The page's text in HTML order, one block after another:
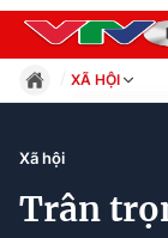
XÃ HỘI
Xã hội
Xã hội
Trân